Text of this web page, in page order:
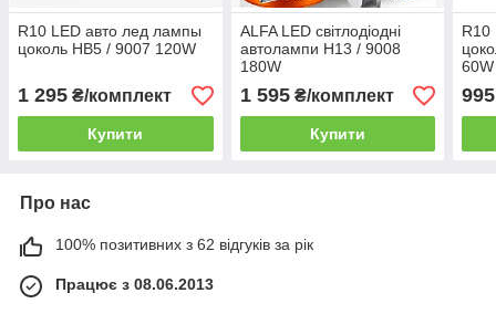
R10 LED авто лед лампы
цоколь HB5 / 9007 120W
1 295 ₴/комплект
Купити
ALFA LED світлодіодні
автолампи H13 / 9008
180W
1 595₴/комплект
Купити
R10
60W
995
Про нас
100% позитивних з 62 відгуків за рік
Працює з 08.06.2013